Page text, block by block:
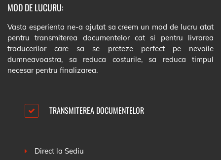
MOD DE LUCURU:
Vasta esperienta ne-a ajutat sa creem un mod de lucru atat
pentru transmiterea documentelor cat si pentru livrarea
traducerilor care sa se preteze perfect pe nevoile
dumneavoastra, sa reduca costurile, sa reduca timpul
necesar pentru finalizarea.
TRANSMITEREA DOCUMENTELOR
Direct la Sediu